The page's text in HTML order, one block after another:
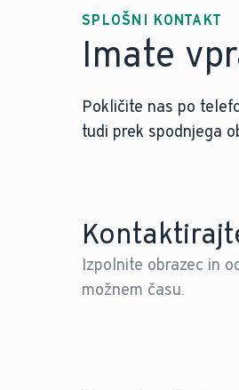
SPLOŠNI KONTAKT
Imate
Pokličite nas po
tudi prek spodnjega
Izpolnite obrazec in
možnem času.